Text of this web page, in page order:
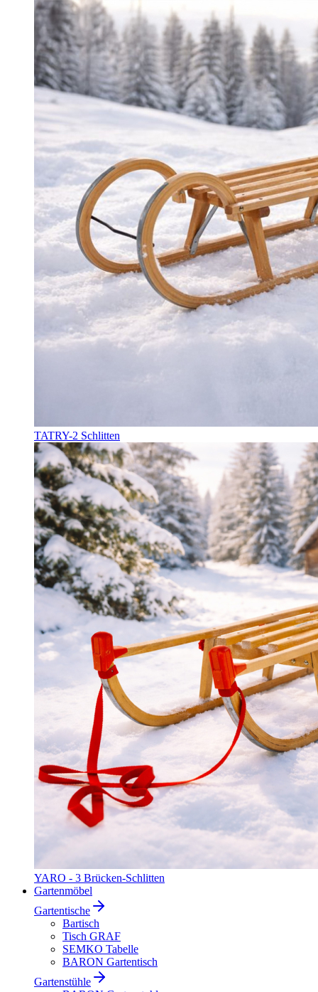
TATRY-2 Schlitten
YARO - 3 Brücken-Schlitten
Gartenmöbel
Gartentische
Bartisch
Tisch GRAF
SEMKO Tabelle
BARON Gartentisch
Gartenstühle